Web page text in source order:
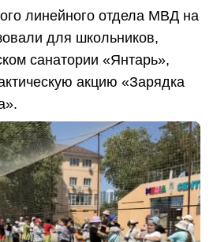
линейного отдела МВД на
для школьников,
санатории «Янтарь»,
акцию «Зарядка